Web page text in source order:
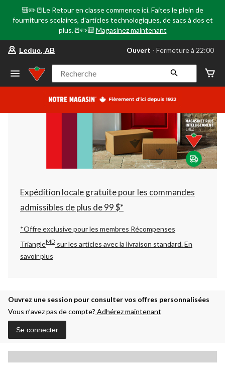
🎒✏️📒Le Retour en classe commence ici. Faites le plein de
fournitures scolaires, d'articles technologiques, de sacs à dos et
plus.📒✏️🎒 Magasinez maintenant
votre
préféré
Leduc,
AB,
courament
Fermeture
à
22:00
cliquer
pour
changer
Leduc, AB Ouvert ⋅ Fermeture à 22:00
Recherche
Expédition locale gratuite pour les commandes
admissibles de plus de 99 $*
*Offre exclusive pour les membres Récompenses
TriangleMD sur les articles avec la livraison standard.En
savoir plus
Ouvrez une session pour consulter vos offres personnalisées
Vous n’avez pas de compte? Adhérez maintenant
Se connecter